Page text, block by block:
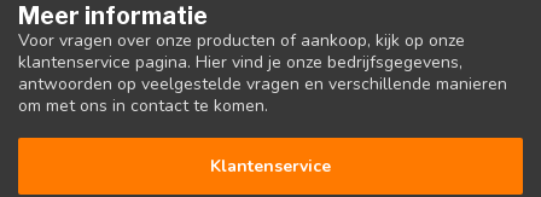
Meer informatie
Voor vragen over onze producten of aankoop, kijk op onze
klantenservice pagina. Hier vind je onze bedrijfsgegevens,
antwoorden op veelgestelde vragen en verschillende manieren
om met ons in contact te komen.
Klantenservice